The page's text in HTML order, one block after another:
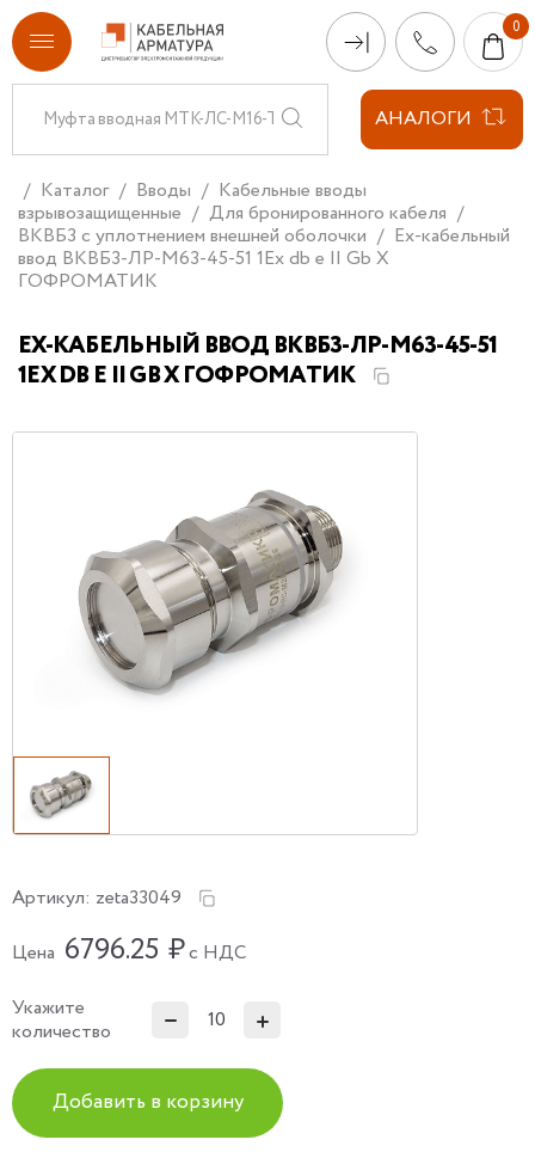
АНАЛОГИ
Каталог Вводы
Кабельные вводы
взрывозащищенные
Для бронированного кабеля
ВКВБ3 с уплотнением внешней оболочки
Ех-кабельный
ввод ВКВБ3-ЛР-M63-45-51 1Ex db e II Gb X
ГОФРОМАТИК
ЕХ-КАБЕЛЬНЫЙ ВВОД ВКВБ3-ЛР-M63-45-51
1EX DB E II GB X ГОФРОМАТИК
Артикул: zeta33049
Цена 6796.25 ₽с НДС
Укажите
количество
Добавить в корзину